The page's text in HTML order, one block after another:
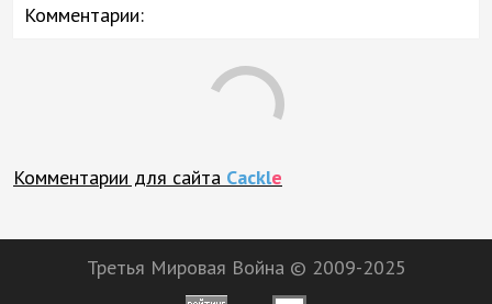
Комментарии:
Комментарии для сайта Cackle
Третья Мировая Война © 2009-2025